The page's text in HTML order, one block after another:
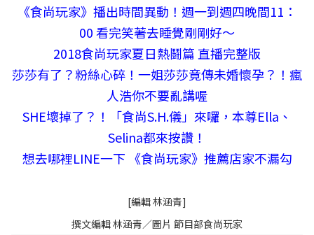
《食尚玩家》播出時間異動！週一到週四晚間11：
00 看完笑著去睡覺剛剛好〜
2018食尚玩家夏日熱鬪篇 直播完整版
莎莎有了？粉絲心碎！一姐莎莎竟傳未婚懷孕？！瘋
人浩你不要亂講喔
SHE壞掉了？！「食尚S.H.儀」來囉，本尊Ella、
Selina都來按讚！
想去哪裡LINE一下 《食尚玩家》推薦店家不漏勾
[編輯 林涵青]
撰文編輯 林涵青／圖片 節目部食尚玩家